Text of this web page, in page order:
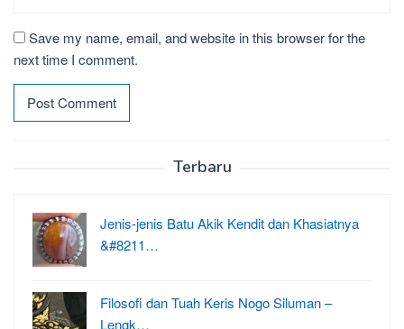
Save my name, email, and website in this browser for the
next time I comment.
Terbaru
Jenis-jenis Batu Akik Kendit dan Khasiatnya
&#8211…
Filosofi dan Tuah Keris Nogo Siluman –
Lengk…